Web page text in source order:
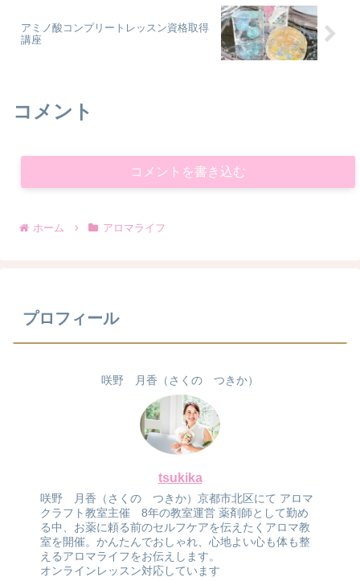
アミノ酸コンプリートレッスン資格取得
講座
コメント
コメントを書き込む
ホーム アロマライフ
プロフィール
咲野 月香（さくの つきか）
tsukika
咲野 月香（さくの つきか）京都市北区にて アロマ
クラフト教室主催 8年の教室運営 薬剤師として勤め
る中、お薬に頼る前のセルフケアを伝えたくアロマ教
室を開催。かんたんでおしゃれ、心地よい心も体も整
えるアロマライフをお伝えします。
オンラインレッスン対応しています